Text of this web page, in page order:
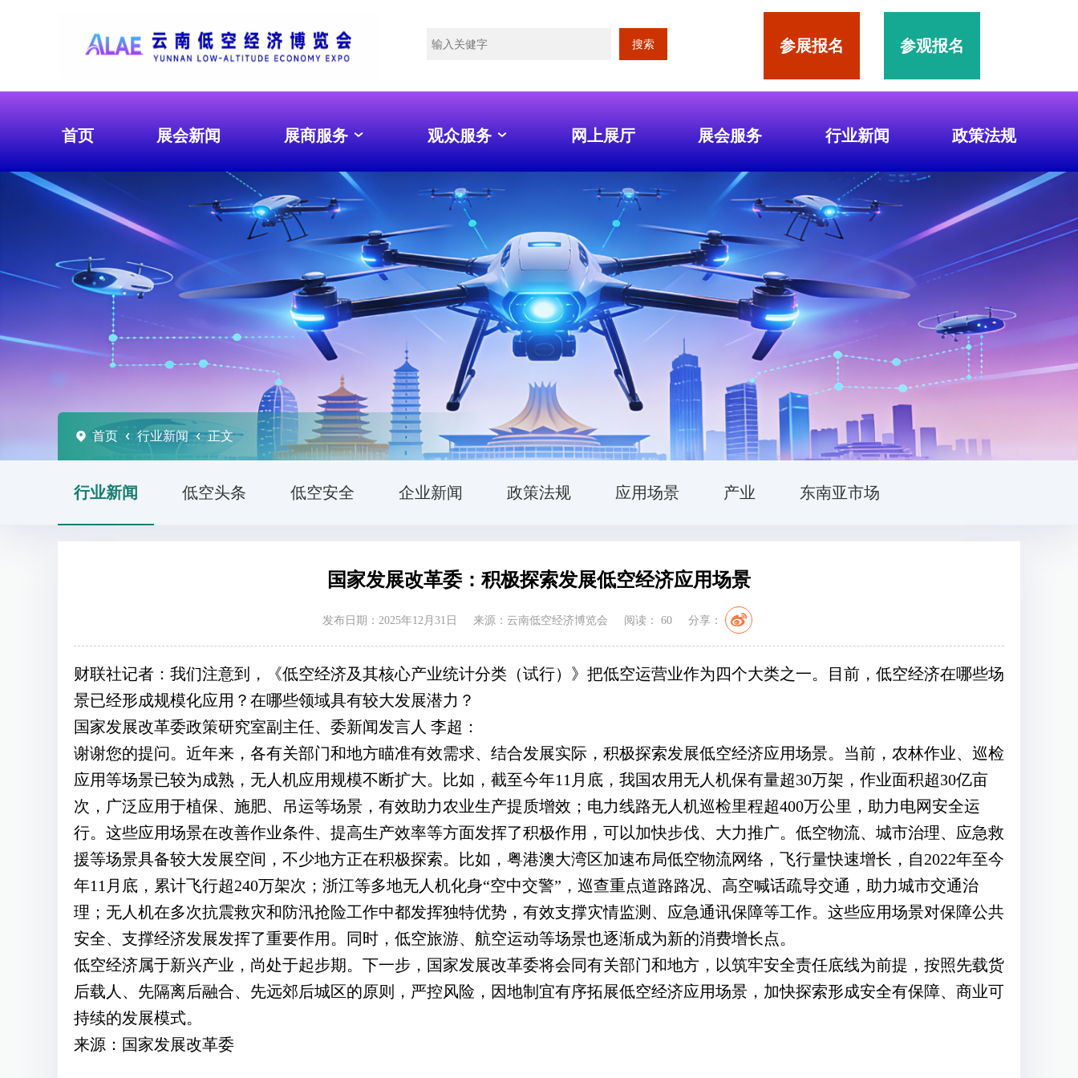
搜索 参展报名 参观报名
首页 展会新闻 展商服务 观众服务 网上展厅 展会服务 行业新闻 政策法规
行业新闻 低空头条 低空安全 企业新闻 政策法规 应用场景 产业 东南亚市场
首页 行业新闻 正文
国家发展改革委：积极探索发展低空经济应用场景
发布日期：2025年12月31日 来源：云南低空经济博览会 阅读： 60 分享：
财联社记者： 我们注意到，《低空经济及其核心产业统计分类（试行）》把低空运营业作为四个大类之一。目前，低空经济在哪些场
景已经形成规模化应用？在哪些领域具有较大发展潜力？
国家发展改革委政策研究室副主任、委新闻发言人 李超：
谢谢您的提问。近年来，各有关部门和地方瞄准有效需求、结合发展实际，积极探索发展低空经济应用场景。当前，农林作业、巡检
应用等场景已较为成熟，无人机应用规模不断扩大。比如，截至今年11月底，我国农用无人机保有量超30万架，作业面积超30亿亩
次，广泛应用于植保、施肥、吊运等场景，有效助力农业生产提质增效；电力线路无人机巡检里程超400万公里，助力电网安全运
行。这些应用场景在改善作业条件、提高生产效率等方面发挥了积极作用，可以加快步伐、大力推广。低空物流、城市治理、应急救
援等场景具备较大发展空间，不少地方正在积极探索。比如，粤港澳大湾区加速布局低空物流网络，飞行量快速增长，自2022年至今
年11月底，累计飞行超240万架次；浙江等多地无人机化身“空中交警”，巡查重点道路路况、高空喊话疏导交通，助力城市交通治
理；无人机在多次抗震救灾和防汛抢险工作中都发挥独特优势，有效支撑灾情监测、应急通讯保障等工作。这些应用场景对保障公共
安全、支撑经济发展发挥了重要作用。同时，低空旅游、航空运动等场景也逐渐成为新的消费增长点。
低空经济属于新兴产业，尚处于起步期。下一步，国家发展改革委将会同有关部门和地方，以筑牢安全责任底线为前提，按照先载货
后载人、先隔离后融合、先远郊后城区的原则，严控风险，因地制宜有序拓展低空经济应用场景，加快探索形成安全有保障、商业可
持续的发展模式。
来源：国家发展改革委